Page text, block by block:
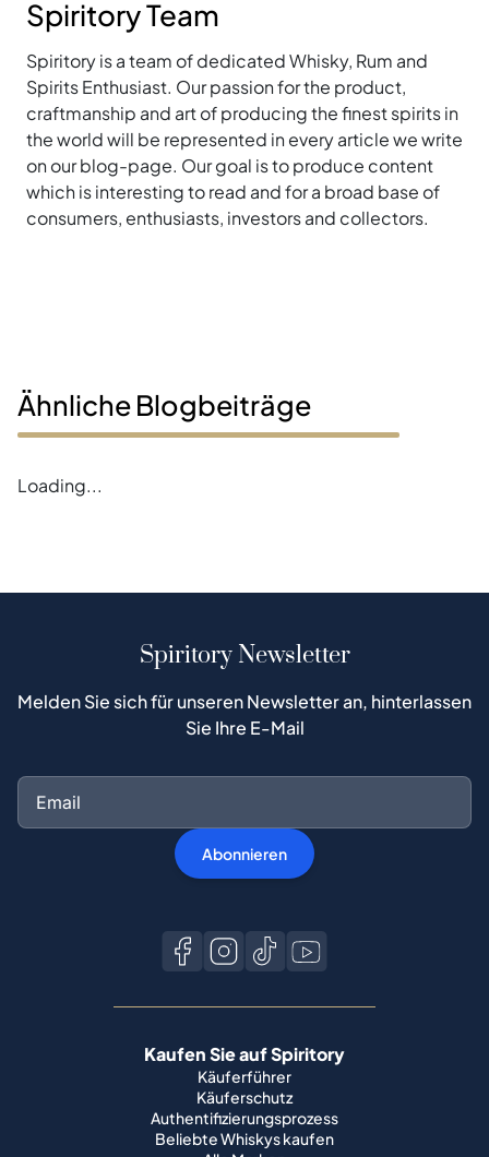
Spiritory Team
Spiritory is a team of dedicated Whisky, Rum and
Spirits Enthusiast. Our passion for the product,
craftmanship and art of producing the finest spirits in
the world will be represented in every article we write
on our blog-page. Our goal is to produce content
which is interesting to read and for a broad base of
consumers, enthusiasts, investors and collectors.
Ähnliche Blogbeiträge
Loading...
Spiritory Newsletter
Melden Sie sich für unseren Newsletter an, hinterlassen
Sie Ihre E-Mail
Abonnieren
Kaufen Sie auf Spiritory
Käuferführer
Käuferschutz
Authentifizierungsprozess
Beliebte Whiskys kaufen